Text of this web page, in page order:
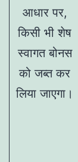
आधार पर,
किसी भी शेष
स्वागत बोनस
को जब्त कर
लिया जाएगा।